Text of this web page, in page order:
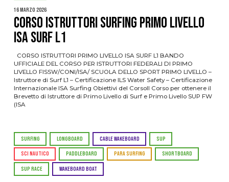
16 Marzo 2026
CORSO ISTRUTTORI SURFING PRIMO LIVELLO
ISA SURF L1
CORSO ISTRUTTORI PRIMO LIVELLO ISA SURF L1 BANDO
UFFICIALE DEL CORSO PER ISTRUTTORI FEDERALI DI PRIMO
LIVELLO FISSW/CONI/ISA/ SCUOLA DELLO SPORT PRIMO LIVELLO –
Istruttore di Surf L1 – Certificazione ILS Water Safety – Certificazione
Internazionale ISA Surfing Obiettivi del CorsoIl Corso per ottenere il
Brevetto di Istruttore di Primo Livello di Surf e Primo Livello SUP FW
(ISA
SURFING LONGBOARD CABLE WAKEBOARD SUP
SCI NAUTICO PADDLEBOARD PARA SURFING SHORTBOARD
SUP RACE WAKEBOARD BOAT